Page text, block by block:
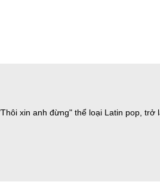
xin anh đừng" thể loại Latin pop, trở